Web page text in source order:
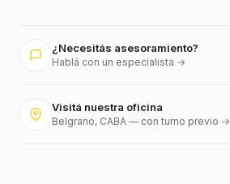
¿Necesitás asesoramiento?
Hablá con un especialista →
Visitá nuestra oficina
Belgrano, CABA — con turno previo →